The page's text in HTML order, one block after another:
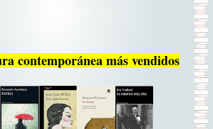
contemporánea más vendidos